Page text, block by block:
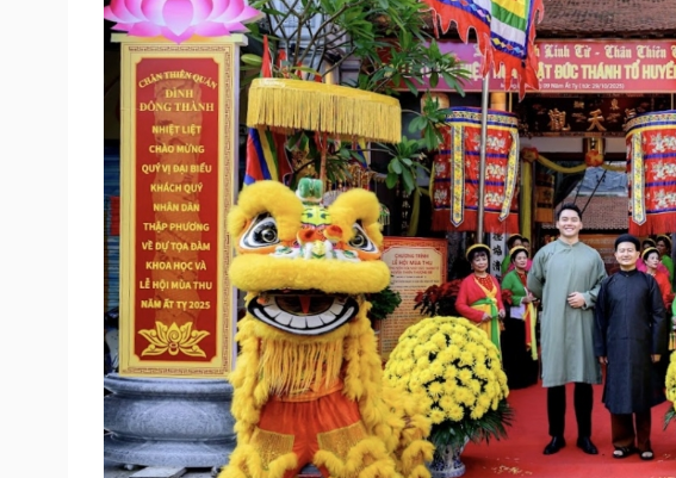
Phòng mạch online
Ăn sạch sống khỏe
Cải chính